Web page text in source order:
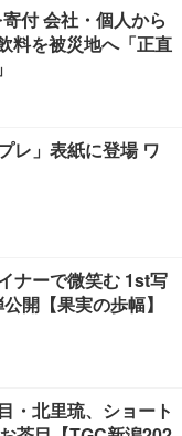
付 会社・個人から
料を被災地へ「正直
レ」表紙に登場 ワ
ナーで微笑む 1st写
開【果実の歩幅】
・北里琉、ショート